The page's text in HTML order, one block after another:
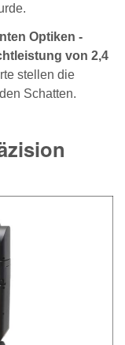
Optiken -
von 2,4
stellen die
Schatten.